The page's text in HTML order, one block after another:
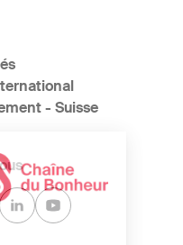
- Suisse